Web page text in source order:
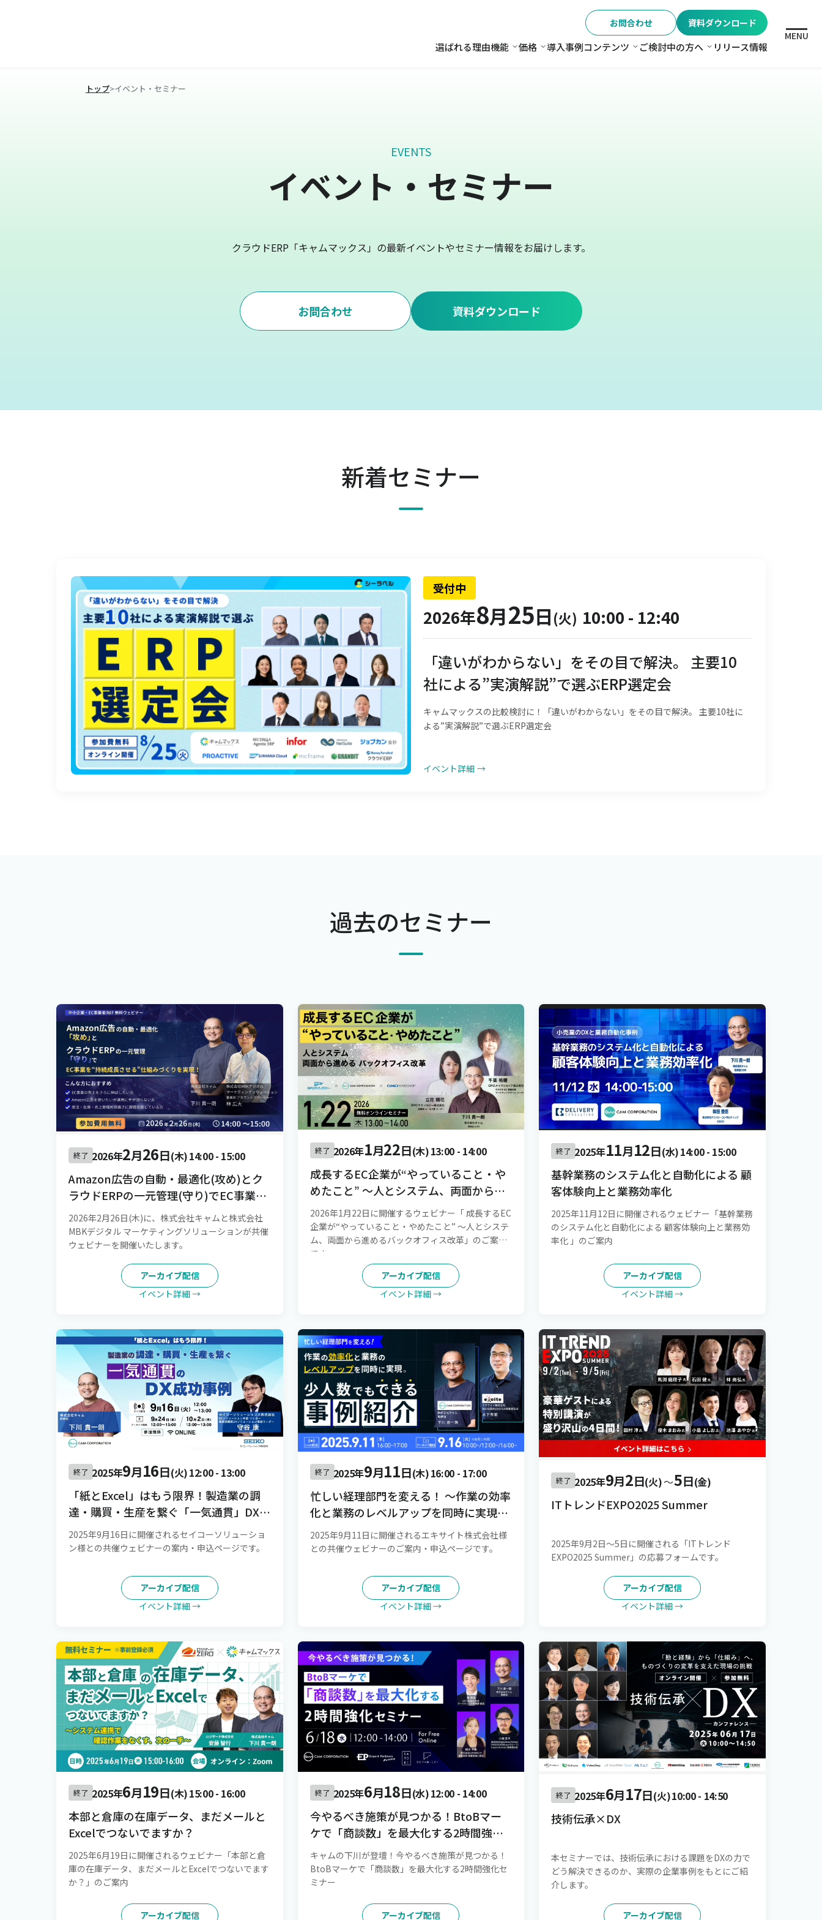
お問合わせ 資料ダウンロード
選ばれる理由機能 機能
価格 価格
導入事例コンテンツ コンテンツ
ご検討中の方へ ご検討中の方へ
リリース情報
MENU
トップ>イベント・セミナー
EVENTS
イベント・セミナー
クラウドERP「キャムマックス」の最新イベントやセミナー情報をお届けします。
お問合わせ 資料ダウンロード
新着セミナー
受付中
2026年8月25日(火) 10:00 - 12:40
「違いがわからない」をその目で解決。 主要10
社による”実演解説”で選ぶERP選定会
キャムマックスの比較検討に！「違いがわからない」をその目で解決。 主要10社に
よる”実演解説”で選ぶERP選定会
イベント詳細 →
過去のセミナー
終了 2026年2月26日(木)14:00- 15:00
Amazon広告の自動・最適化(攻め)とク
ラウドERPの一元管理(守り)でEC事業
を“持続成長させる”仕組みづくりを実
現！[録画配信]
2026年2月26日(木)に、株式会社キャムと株式会社
MBKデジタル マーケティングソリューションが共催
ウェビナーを開催いたします。
アーカイブ配信
イベント詳細 →
終了 2026年1月22日(木)13:00- 14:00
成長するEC企業が“やっていること・や
めたこと” 〜人とシステム、両面から進
めるバックオフィス改革
2026年1月22日に開催するウェビナー「 成長するEC
企業が“やっていること・やめたこと” 〜人とシステ
ム、両面から進めるバックオフィス改革」のご案内
です。
アーカイブ配信
イベント詳細 →
終了 2025年11月12日(水)14:00- 15:00
基幹業務のシステム化と自動化による 顧
客体験向上と業務効率化
2025年11月12日に開催されるウェビナー「基幹業務
のシステム化と自動化による 顧客体験向上と業務効
率化 」のご案内
アーカイブ配信
イベント詳細 →
終了 2025年9月16日(火)12:00- 13:00
「紙とExcel」はもう限界！製造業の調
達・購買・生産を繋ぐ「一気通貫」DX成
功事例
2025年9月16日に開催されるセイコーソリューショ
ン様との共催ウェビナーの案内・申込ページです。
アーカイブ配信
イベント詳細 →
終了 2025年9月11日(木)16:00- 17:00
忙しい経理部門を変える！ 〜作業の効率
化と業務のレベルアップを同時に実現。
少人数でもできる事例紹介〜
2025年9月11日に開催されるエキサイト株式会社様
との共催ウェビナーのご案内・申込ページです。
アーカイブ配信
イベント詳細 →
終了 2025年9月2日(火)〜5日(金)
ITトレンドEXPO2025 Summer
2025年9月2日～5日に開催される「ITトレンド
EXPO2025 Summer」の応募フォームです。
アーカイブ配信
イベント詳細 →
終了 2025年6月19日(木)15:00- 16:00
本部と倉庫の在庫データ、まだメールと
Excelでつないでますか？
2025年6月19日に開催されるウェビナー「本部と倉
庫の在庫データ、まだメールとExcelでつないでます
か？」のご案内
アーカイブ配信
終了 2025年6月18日(水)12:00- 14:00
今やるべき施策が見つかる！BtoBマー
ケで「商談数」を最大化する2時間強化
セミナー
キャムの下川が登壇！今やるべき施策が見つかる！
BtoBマーケで「商談数」を最大化する2時間強化セ
ミナー
アーカイブ配信
終了 2025年6月17日(火)10:00- 14:50
技術伝承×DX
本セミナーでは、技術伝承における課題をDXの力で
どう解決できるのか、実際の企業事例をもとにご紹
介します。
アーカイブ配信